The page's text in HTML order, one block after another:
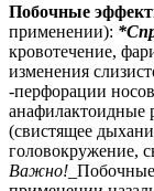
Побочные
применении):
кровотечение,
изменения
-перфорации
анафилактоидные
(свистящее
головокружение,
Важно!